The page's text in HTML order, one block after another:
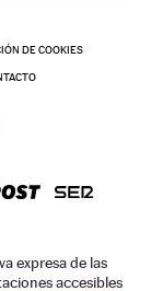
DE COOKIES
expresa de las
accesibles